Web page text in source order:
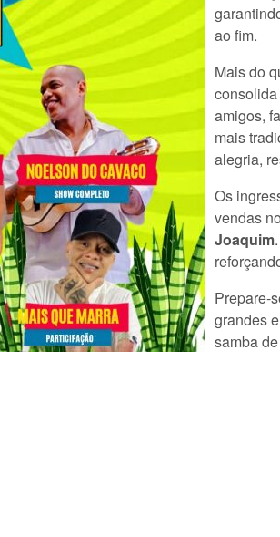
ao fim.
Mais do
amigos,
mais
alegria,
Os
vendas no
Joaquim
Prepare-
grandes
samba